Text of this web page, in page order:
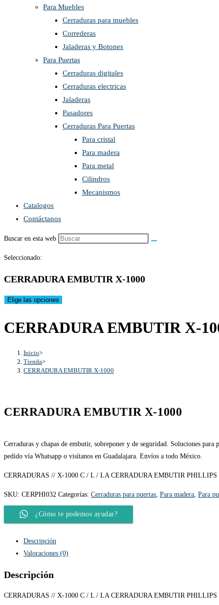
Para Muebles
Cerraduras para muebles
Correderas
Jaladeras y Botones
Para Puertas
Cerraduras digitales
Cerraduras electricas
Jaladeras
Pasadores
Cerraduras Para Puertas
Para cristal
Para madera
Para metal
Cilindros
Mecanismos
Catalogos
Contáctanos
Buscar en esta web
Seleccionado:
CERRADURA EMBUTIR X-1000
Elige las opciones
CERRADURA EMBUTIR X-
Inicio>
Tienda>
CERRADURA EMBUTIR X-1000
CERRADURA EMBUTIR X-1000
Cerraduras y chapas de embutir, sobreponer y de seguridad. Soluciones para
pedido vía Whatsapp o visítanos en Guadalajara. Envíos a todo México.
CERRADURAS // X-1000 C / L / LA CERRADURA EMBUTIR PHILLIPS
SKU: CERPHI032 Categorías: Cerraduras para puertas Para madera Para
¿Cómo te podemos ayudar?
Descripción
Valoraciones (0)
Descripción
CERRADURAS // X-1000 C / L / LA CERRADURA EMBUTIR PHILLIPS